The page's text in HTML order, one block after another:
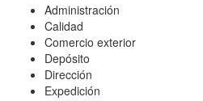
Administración
Calidad
Comercio exterior
Depósito
Dirección
Expedición